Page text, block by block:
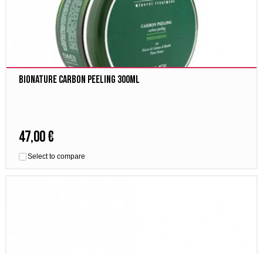
Bionature Carbon Peeling 300ml
47,00 €
Select to compare